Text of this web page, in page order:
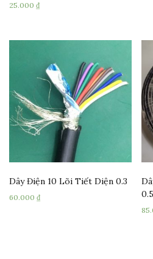
25.000 ₫
Dây Điện 10 Lõi Tiết Diện 0.3
60.000 ₫
0.5